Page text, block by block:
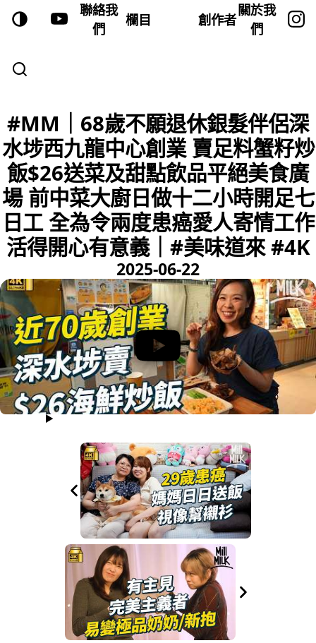
聯絡我
們
欄目 創作者
關於我
們
#MM｜68歲不願退休銀髮伴侶深
水埗西九龍中心創業 賣足料蟹籽炒
飯$26送菜及甜點飲品平絕美食廣
場 前中菜大廚日做十二小時開足七
日工 全為令兩度患癌愛人寄情工作
活得開心有意義｜#美味道來 #4K
2025-06-22